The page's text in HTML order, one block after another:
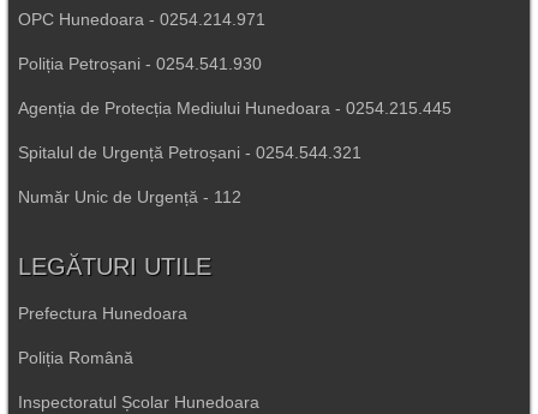
OPC Hunedoara - 0254.214.971
Poliția Petroșani - 0254.541.930
Agenția de Protecția Mediului Hunedoara - 0254.215.445
Spitalul de Urgență Petroșani - 0254.544.321
Număr Unic de Urgență - 112
LEGĂTURI UTILE
Prefectura Hunedoara
Poliția Română
Inspectoratul Școlar Hunedoara